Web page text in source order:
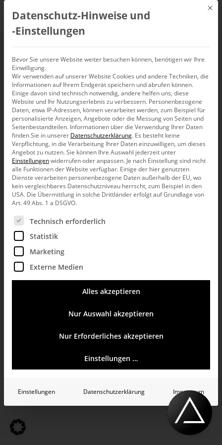
404
Die Seite konnte nicht gefunden
werden.
Zur Startseite
© 2026 Bissantz & Company GmbH.
All rights reserved.
ISO/IEC 27001 zertifiziert
Mit
Datenschutz-Hinweise und
‑Einstellungen
Bevor Sie unsere Website weiter besuchen können, benötigen wir Ihre
Einwilligung.
Wir verwenden auf unserer Website Cookies und andere Techniken, die
Informationen auf Ihrem Endgerät speichern und abrufen können.
Einige davon sind technisch notwendig, andere helfen uns, diese
Website und Ihr Nutzungserlebnis zu verbessern. Personenbezogene
Daten, etwa IP-Adressen, können verarbeitet werden, zum Beispiel für
personalisierte Anzeigen, Angebote oder die Messung von Seiten und
Seitenbestandteilen. Informationen über die Verwendung Ihrer Daten
finden Sie in unserer Datenschutzerklärung. Es besteht keine
Verpflichtung, in die Verarbeitung Ihrer Daten einzuwilligen, um dieses
Angebot zu nutzen.Sie können Ihre Auswahl jederzeit unter
Einstellungenwiderrufen oder anpassen. Je nach Einstellung sind nicht
alle Funktionen der Website verfügbar. Einige der hier genutzten
Dienste verarbeiten personenbezogene Daten außerhalb der EU, wo
kein vergleichbares Datenschutzniveau herrscht, zum Beispiel in den
USA. Die Übermittlung in solche Drittländer erfolgt auf Grundlage von
Art. 49 Abs. 1 a DSGVO.
Es folgt eine Liste der Service-Gruppen, für die eine
Technisch erforderlich
Statistik
Marketing
Externe Medien
Alles akzeptieren
Nur Auswahl akzeptieren
Nur Erforderliches akzeptieren
Einstellungen …
Einstellungen Datenschutzerklärung Impressum